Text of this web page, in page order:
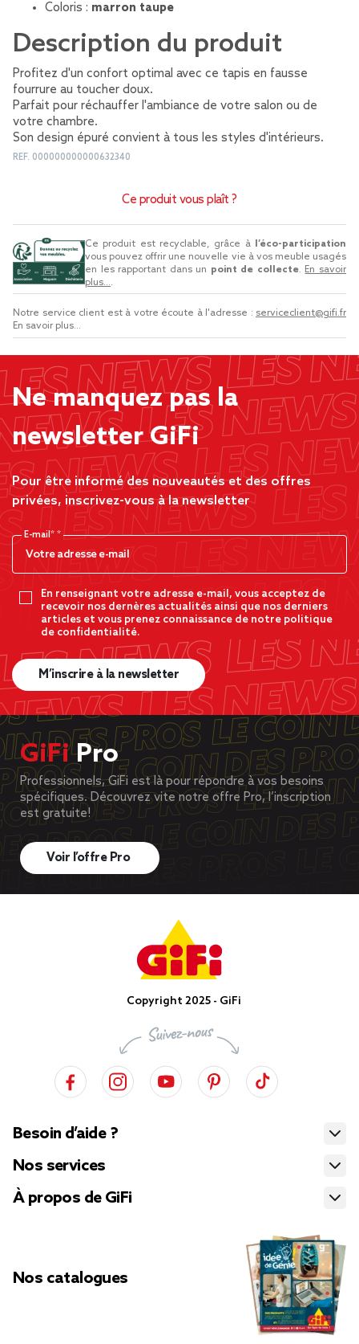
Coloris : marron taupe
Description du produit
Profitez d'un confort optimal avec ce tapis en fausse
fourrure au toucher doux.
Parfait pour réchauffer l'ambiance de votre salon ou de
votre chambre.
Son design épuré convient à tous les styles d'intérieurs.
REF. 000000000000632340
Ce produit vous plaît ?
Ce produit est recyclable, grâce à
l’éco-participation
vous pouvez offrir une nouvelle vie à vos meuble usagés
en les rapportant dans un point de collecte. En savoir
plus....
Notre service client est à votre écoute à l'adresse : serviceclient@gifi.fr
En savoir plus...
Ne manquez pas la
newsletter GiFi
Pour être informé des nouveautés et des offres
privées, inscrivez-vous à la newsletter
E-mail*
En renseignant votre adresse e-mail, vous acceptez de
recevoir nos dernères actualités ainsi que nos derniers
articles et vous prenez connaissance de notre politique
de confidentialité.
M’inscrire à la newsletter
GiFiPro
Professionnels, GiFi est là pour répondre à vos besoins
spécifiques. Découvrez vite notre offre Pro, l’inscription
est gratuite!
Voir l’offre Pro
Copyright 2025 - GiFi
Besoin d’aide ?
Nos services
À propos de GiFi
Nos catalogues